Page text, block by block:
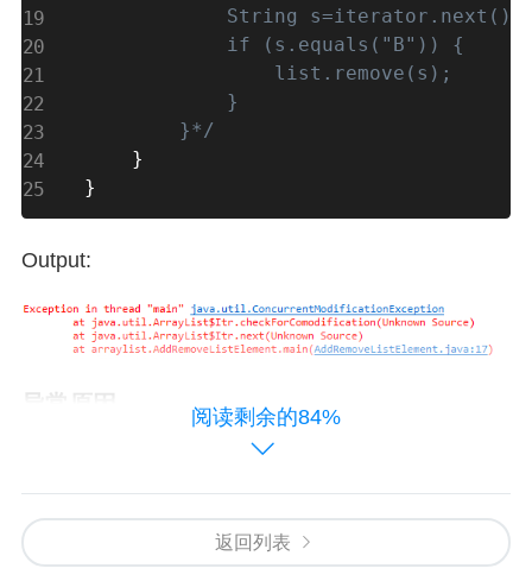
            String s=iterator.next();
            if (s.equals("B")) {
                list.remove(s);
            }
        }*/
}
}
Output:
异常原因
每次对集合进行修改（增添元素，删除元素……）
时都会modCount++
阅读剩余的84%
返回列表